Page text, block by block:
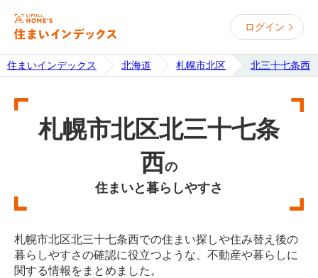
ログイン
住まいインデックス 北海道 札幌市北区 北三十七条西
札幌市北区北三十七条
西の
住まいと暮らしやすさ
札幌市北区北三十七条西での住まい探しや住み替え後の
暮らしやすさの確認に役立つような、不動産や暮らしに
関する情報をまとめました。